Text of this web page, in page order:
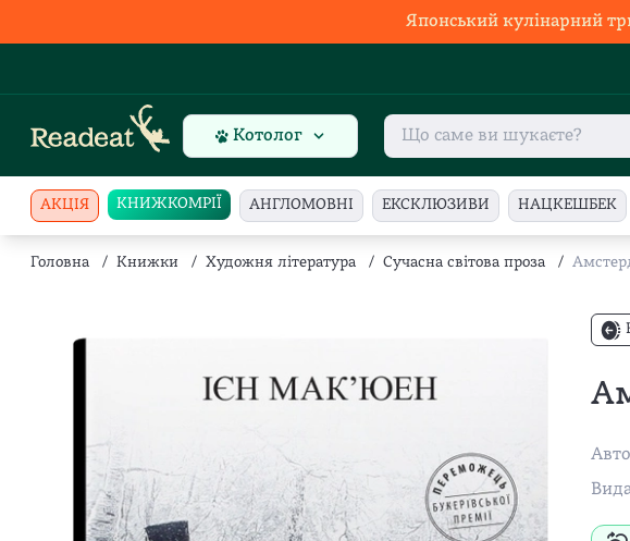
Японський кулінарний
Котолог
АКЦІЯ КНИЖКОМРІЇ АНГЛОМОВНІ ЕКСКЛЮЗИВИ НАЦКЕШБЕК
Головна / Книжки / Художня література / Сучасна світова проза /